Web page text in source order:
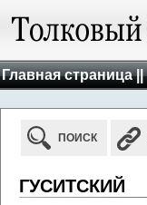
Главная страница ||
ПОИСК
ГУСИТСКИЙ